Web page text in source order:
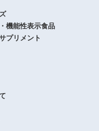
機能性表示食品
プリメント